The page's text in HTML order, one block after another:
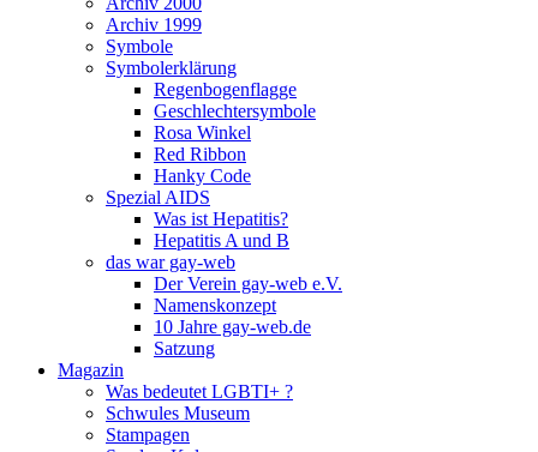
Archiv 1999
Symbole
Symbolerklärung
Regenbogenflagge
Geschlechtersymbole
Rosa Winkel
Red Ribbon
Hanky Code
Spezial AIDS
Was ist Hepatitis?
Hepatitis A und B
das war gay-web
Der Verein gay-web e.V.
Namenskonzept
10 Jahre gay-web.de
Satzung
Magazin
Was bedeutet LGBTI+ ?
Schwules Museum
Stampagen